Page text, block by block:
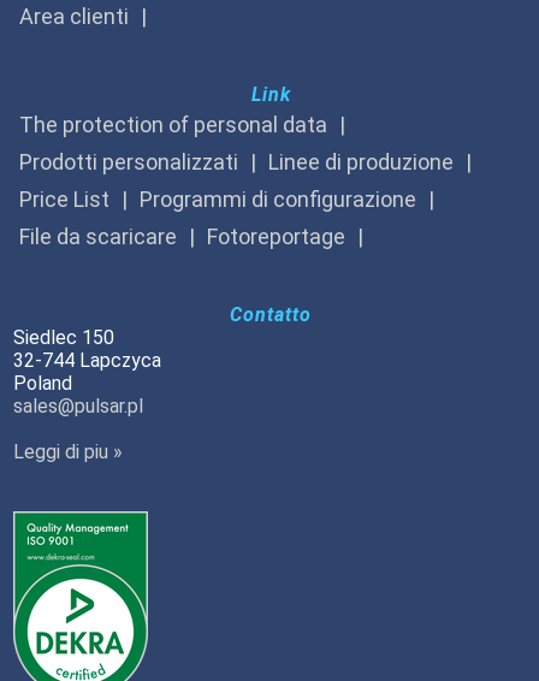
Area clienti
Link
The protection of personal data
Prodotti personalizzati
Linee di produzione
Price List
Programmi di configurazione
File da scaricare
Fotoreportage
Contatto
Siedlec 150
32-744 Lapczyca
Poland
sales@pulsar.pl
Leggi di piu »